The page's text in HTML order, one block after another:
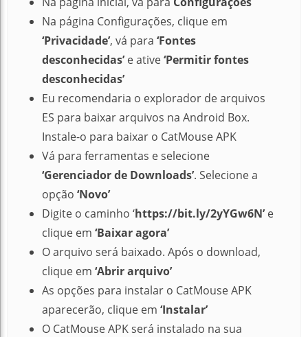
Na página Configurações, clique em
‘Privacidade’, vá para ‘Fontes
desconhecidas’e ative‘Permitir fontes
desconhecidas’
Eu recomendaria o explorador de arquivos
ES para baixar arquivos na Android Box.
Instale-o para baixar o CatMouse APK
Vá para ferramentas e selecione
‘Gerenciador de Downloads’. Selecione a
opção ‘Novo’
Digite o caminho ‘https://bit.ly/2yYGw6N’e
clique em ‘Baixar agora’
O arquivo será baixado. Após o download,
clique em ‘Abrir arquivo’
As opções para instalar o CatMouse APK
aparecerão, clique em ‘Instalar’
O CatMouse APK será instalado na sua